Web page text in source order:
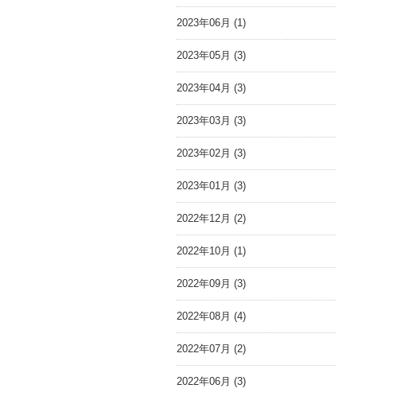
2023年06月 (1)
2023年05月 (3)
2023年04月 (3)
2023年03月 (3)
2023年02月 (3)
2023年01月 (3)
2022年12月 (2)
2022年10月 (1)
2022年09月 (3)
2022年08月 (4)
2022年07月 (2)
2022年06月 (3)